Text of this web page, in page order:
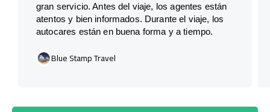
gran servicio. Antes del viaje, los agentes están
atentos y bien informados. Durante el viaje, los
autocares están en buena forma y a tiempo.
Blue Stamp Travel